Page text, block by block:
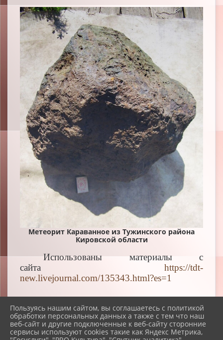
Метеорит Караванное из Тужинского района
Кировской области
Использованы материалы с
сайта https://tdt-
new.livejournal.com/135343.html?es=1
2026 г. bhmuzey.ru
Вход
Пользуясь нашим сайтом, вы соглашаетесь с политикой
обработки персональных данных а также с тем что наш
веб-сайт и другие подключенные к веб-сайту сторонние
сервисы используют cookies такие как Яндекс Метрика,